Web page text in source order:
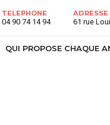
TELEPHONE
04 90 74 14 94
ADRESSE
61 rue
QUI PROPOSE CHAQUE